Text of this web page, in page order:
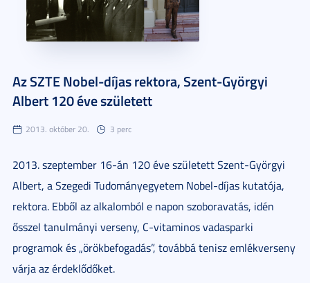
Az SZTE Nobel-díjas rektora, Szent-Györgyi
Albert 120 éve született
2013. október 20. 3 perc
2013. szeptember 16-án 120 éve született Szent-Györgyi
Albert, a Szegedi Tudományegyetem Nobel-díjas kutatója,
rektora. Ebből az alkalomból e napon szoboravatás, idén
ősszel tanulmányi verseny, C-vitaminos vadasparki
programok és „örökbefogadás”, továbbá tenisz emlékverseny
várja az érdeklődőket.